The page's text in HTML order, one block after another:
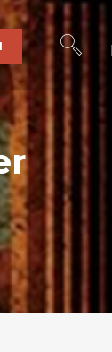
Ultra
avanti
fino